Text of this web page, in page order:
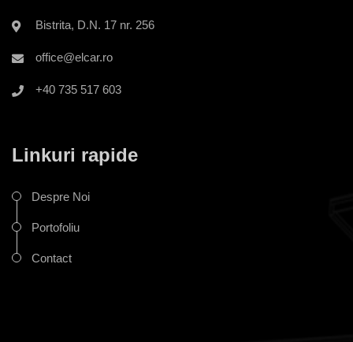
Bistrita, D.N. 17 nr. 256
office@elcar.ro
+40 735 517 603
Linkuri rapide
Despre Noi
Portofoliu
Contact